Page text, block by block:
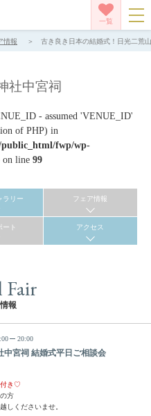
一覧
情報 古き良き日本の結婚式！日光二荒
社中宮祠
- assumed 'VENUE_ID'
of PHP) in
public_html/fwp/wp-
on line 99
ラリー フェア情報
ート アクセス
Fair
報
20:00
宮祠 結婚式平日ご相談会
付き♡
方
しくださいませ。